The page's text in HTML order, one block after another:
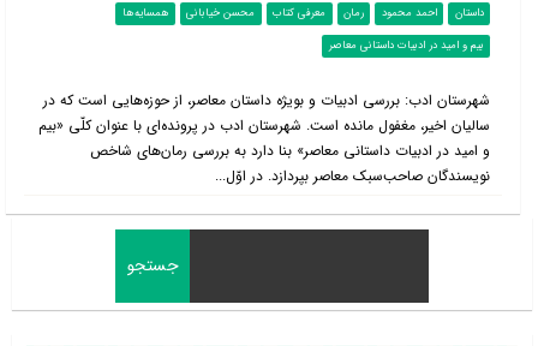
داستان احمد محمود رمان معرفی کتاب محسن خیابانی
همسایه‌ها
بیم و امید در ادبیات داستانی معاصر
شهرستان ادب: بررسی ادبیات و بویژه داستان معاصر، از حوزه‌هایی است که در
سالیان اخیر، مغفول مانده است. شهرستان ادب در پرونده‌ای با عنوان کلّی «بیم
و امید در ادبیات داستانی معاصر» بنا دارد به بررسی رمان‌های شاخص
نویسندگان صاحب‌سبک معاصر بپردازد. در اوّل...